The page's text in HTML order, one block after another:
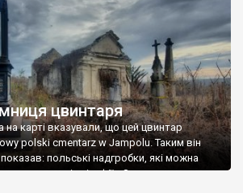
цвинтаря
на карті вказували, що цей цвинтар
polski cmentarz w Jampolu. Таким він
польські надгробки, які можна
польські епітафії… Загалом цвинтар